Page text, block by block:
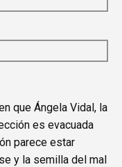
que Ángela Vidal, la
es evacuada
parece estar
y la semilla del mal